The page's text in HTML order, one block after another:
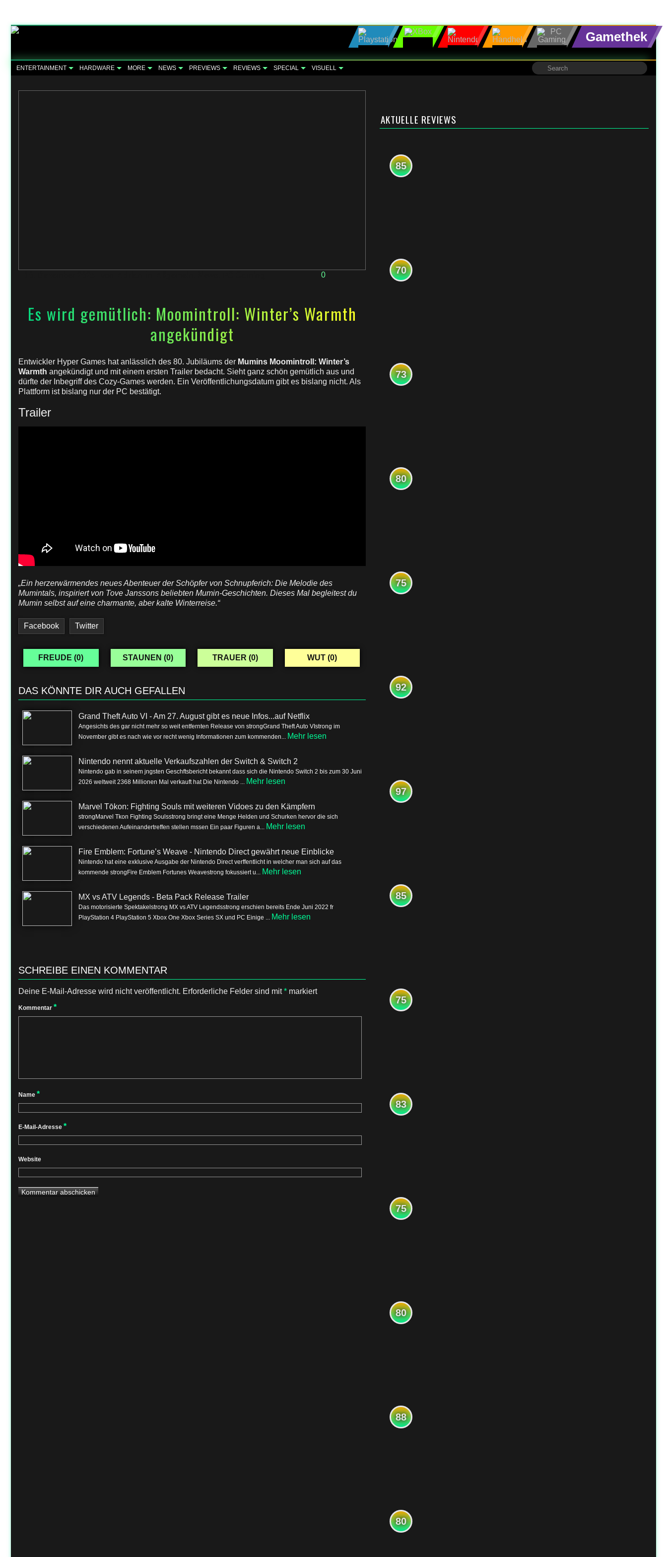
Gamethek
ENTERTAINMENT HARDWARE MORE NEWS PREVIEWS REVIEWS SPECIAL VISUELL
0
Es wird gemütlich: Moomintroll: Winter’s Warmth
angekündigt
Entwickler Hyper Games hat anlässlich des 80. Jubiläums der Mumins Moomintroll: Winter’s
Warmth angekündigt und mit einem ersten Trailer bedacht. Sieht ganz schön gemütlich aus und
dürfte der Inbegriff des Cozy-Games werden. Ein Veröffentlichungsdatum gibt es bislang nicht. Als
Plattform ist bislang nur der PC bestätigt.
Trailer
„Ein herzerwärmendes neues Abenteuer der Schöpfer von Schnupferich: Die Melodie des
Mumintals, inspiriert von Tove Janssons beliebten Mumin-Geschichten. Dieses Mal begleitest du
Mumin selbst auf eine charmante, aber kalte Winterreise.“
Facebook Twitter
FREUDE (0) STAUNEN (0) TRAUER (0) WUT (0)
DAS KÖNNTE DIR AUCH GEFALLEN
Grand Theft Auto VI - Am 27. August gibt es neue Infos...auf Netflix
Angesichts des gar nicht mehr so weit entfernten Release von strongGrand Theft Auto VIstrong im
November gibt es nach wie vor recht wenig Informationen zum kommenden... Mehr lesen
Nintendo nennt aktuelle Verkaufszahlen der Switch & Switch 2
Nintendo gab in seinem jngsten Geschftsbericht bekannt dass sich die Nintendo Switch 2 bis zum 30 Juni
2026 weltweit 2368 Millionen Mal verkauft hat Die Nintendo ... Mehr lesen
Marvel Tōkon: Fighting Souls mit weiteren Vidoes zu den Kämpfern
strongMarvel Tkon Fighting Soulsstrong bringt eine Menge Helden und Schurken hervor die sich
verschiedenen Aufeinandertreffen stellen mssen Ein paar Figuren a... Mehr lesen
Fire Emblem: Fortune’s Weave - Nintendo Direct gewährt neue Einblicke
Nintendo hat eine exklusive Ausgabe der Nintendo Direct verffentlicht in welcher man sich auf das
kommende strongFire Emblem Fortunes Weavestrong fokussiert u... Mehr lesen
MX vs ATV Legends - Beta Pack Release Trailer
Das motorisierte Spektakelstrong MX vs ATV Legendsstrong erschien bereits Ende Juni 2022 fr
PlayStation 4 PlayStation 5 Xbox One Xbox Series SX und PC Einige ... Mehr lesen
SCHREIBE EINEN KOMMENTAR
Deine E-Mail-Adresse wird nicht veröffentlicht. Erforderliche Felder sind mit* markiert
Kommentar *
Name *
E-Mail-Adresse *
Website
AKTUELLE REVIEWS
85
70
73
80
75
92
97
85
75
83
75
80
88
80